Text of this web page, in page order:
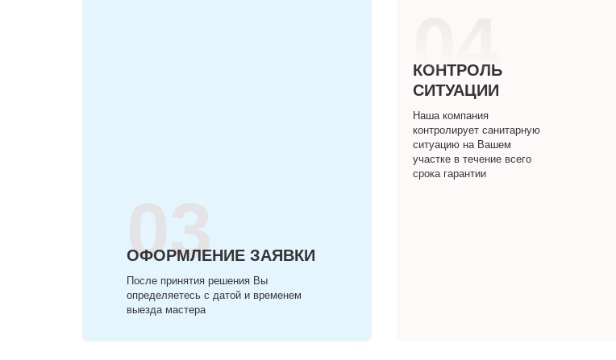
03
ОФОРМЛЕНИЕ ЗАЯВКИ
После принятия решения Вы
определяетесь с датой и временем
выезда мастера
04
КОНТРОЛЬ
СИТУАЦИИ
Наша компания
контролирует санитарную
ситуацию на Вашем
участке в течение всего
срока гарантии